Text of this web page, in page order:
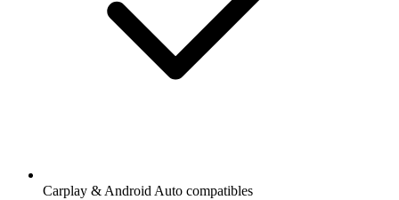
Carplay & Android Auto compatibles